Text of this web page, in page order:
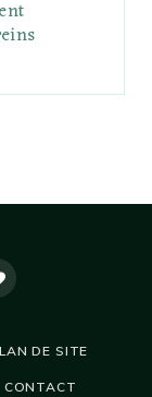
DE SITE
CONTACT